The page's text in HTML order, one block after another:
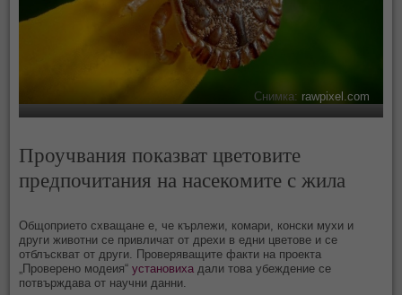
Снимка: rawpixel.com
Проучвания показват цветовите
предпочитания на насекомите с жила
Общоприето схващане е, че кърлежи, комари, конски мухи и
други животни се привличат от дрехи в едни цветове и се
отблъскват от други. Проверяващите факти на проекта
„Проверено модеия“установиха дали това убеждение се
потвърждава от научни данни.